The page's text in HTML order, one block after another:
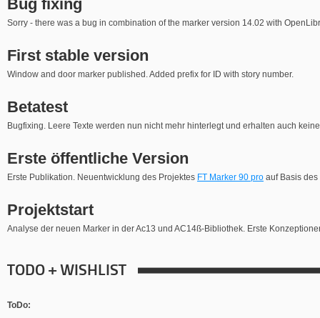
Bug fixing
Sorry - there was a bug in combination of the marker version 14.02 with
First stable version
Window and door marker published. Added prefix for ID with story number.
Betatest
Bugfixing. Leere Texte werden nun nicht mehr hinterlegt und erhalten auch
Erste öffentliche Version
Erste Publikation. Neuentwicklung des Projektes FT Marker 90 pro auf Basis
Projektstart
Analyse der neuen Marker in der Ac13 und AC14ß-Bibliothek. Erste
TODO + WISHLIST
ToDo: